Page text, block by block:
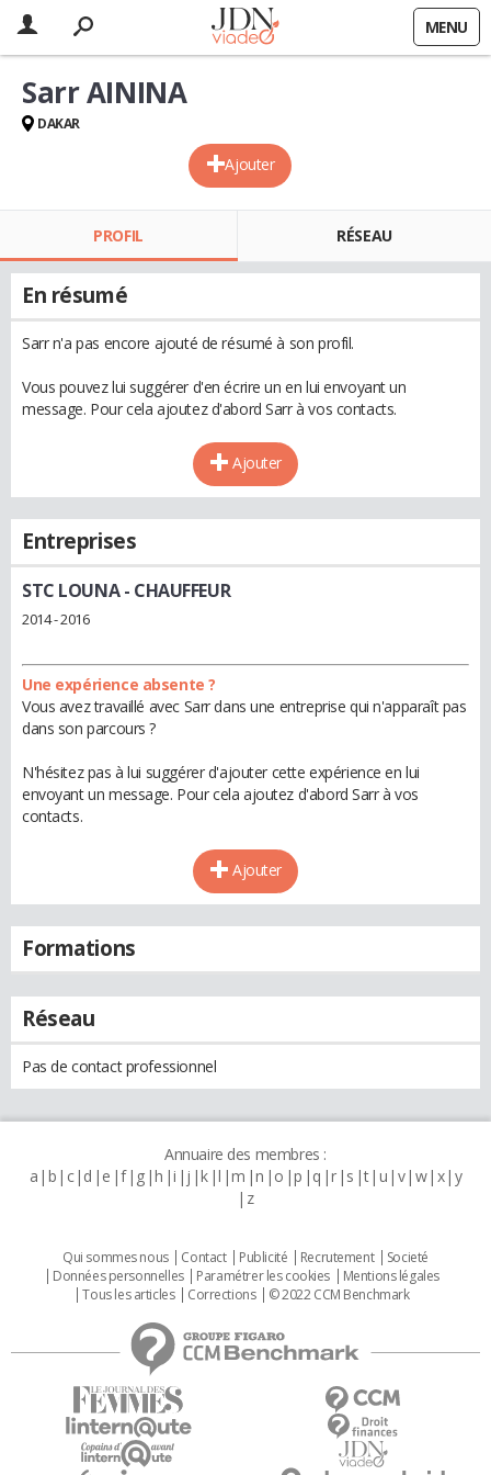
MENU
Ajouter
Sarr AININA
DAKAR
PROFIL RÉSEAU
En résumé
Sarr n'a pas encore ajouté de résumé à son profil.
Vous pouvez lui suggérer d'en écrire un en lui envoyant un
message. Pour cela ajoutez d'abord Sarr à vos contacts.
Ajouter
Entreprises
STC LOUNA- CHAUFFEUR
2014 - 2016
Une expérience absente ?
Vous avez travaillé avec Sarr dans une entreprise qui n'apparaît pas
dans son parcours ?
N'hésitez pas à lui suggérer d'ajouter cette expérience en lui
envoyant un message. Pour cela ajoutez d'abord Sarr à vos
contacts.
Ajouter
Formations
Réseau
Pas de contact professionnel
Annuaire des membres :
a b c d e f g h i j k l m n o p q r s t u v w x y
z
Qui sommes nous Contact Publicité Recrutement
Societé
Données personnelles
Paramétrer les cookies
Mentions légales
Tous les articles
Corrections © 2022 CCM Benchmark